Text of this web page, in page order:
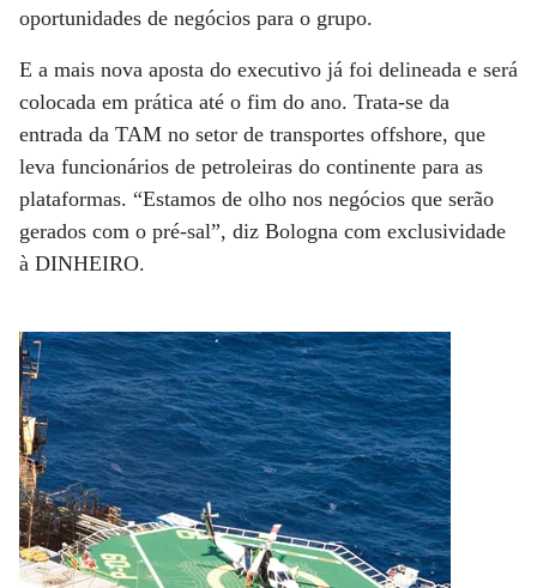
oportunidades de negócios para o grupo.
E a mais nova aposta do executivo já foi delineada e será
colocada em prática até o fim do ano. Trata-se da
entrada da TAM no setor de transportes offshore, que
leva funcionários de petroleiras do continente para as
plataformas. “Estamos de olho nos negócios que serão
gerados com o pré-sal”, diz Bologna com exclusividade
à DINHEIRO.